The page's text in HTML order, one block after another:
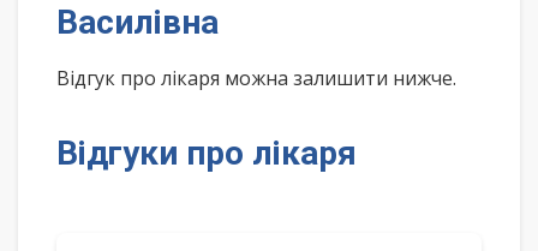
Василівна
Відгук про лікаря можна залишити нижче.
Відгуки про лікаря